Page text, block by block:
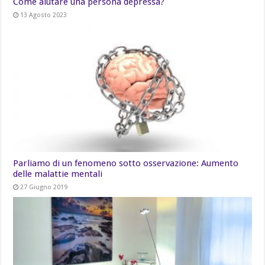
13 Agosto 2023
Parliamo di un fenomeno sotto osservazione: Aumento
delle malattie mentali
27 Giugno 2019